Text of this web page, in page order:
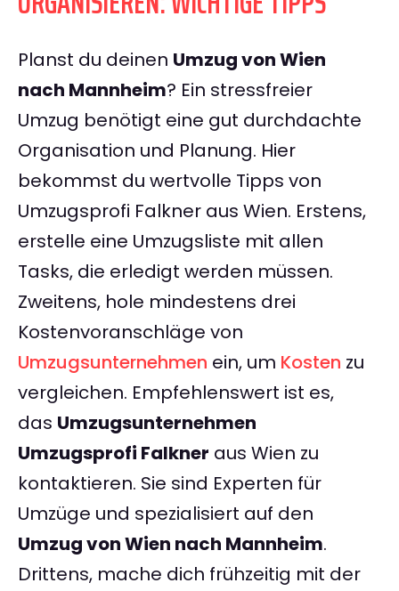
Planst du deinen Umzug von Wien
nach Mannheim? Ein stressfreier
Umzug benötigt eine gut durchdachte
Organisation und Planung. Hier
bekommst du wertvolle Tipps von
Umzugsprofi Falkner aus Wien. Erstens,
erstelle eine Umzugsliste mit allen
Tasks, die erledigt werden müssen.
Zweitens, hole mindestens drei
Kostenvoranschläge von
Umzugsunternehmen ein, um Kosten zu
vergleichen. Empfehlenswert ist es,
das Umzugsunternehmen
Umzugsprofi Falkner aus Wien zu
kontaktieren. Sie sind Experten für
Umzüge und spezialisiert auf den
Umzug von Wien nach Mannheim.
Drittens, mache dich frühzeitig mit der